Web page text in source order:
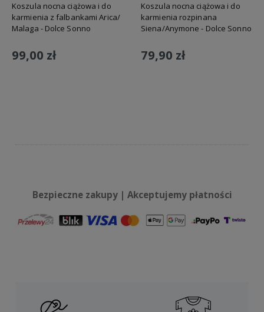
Koszula nocna ciążowa i do
karmienia z falbankami Arica/
Malaga - Dolce Sonno
99,00 zł
Koszula nocna ciążowa i do
karmienia rozpinana
Siena/Anymone - Dolce Sonno
79,90 zł
Bezpieczne zakupy | Akceptujemy płatności